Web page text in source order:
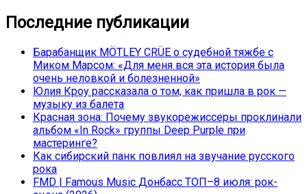
Последние публикации
Барабанщик MÖTLEY CRÜE о судебной тяжбе с
Миком Марсом: «Для меня вся эта история была
очень неловкой и болезненной»
Юлия Кроу рассказала о том, как пришла в рок —
музыку из балета
Красная зона: Почему звукорежиссеры проклинали
альбом «In Rock» группы Deep Purple при
мастеринге?
Как сибирский панк повлиял на звучание русского
рока
FMD | Famous Music Донбасс ТОП–8 июля: рок-